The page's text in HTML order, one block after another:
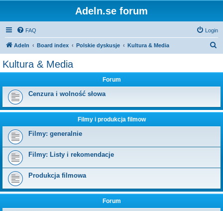
Adeln.se forum
FAQ Login
Adeln Board index Polskie dyskusje Kultura & Media
Kultura & Media
Forum
Cenzura i wolność słowa
Filmy i produkcja filmow
Filmy: generalnie
Filmy: Listy i rekomendacje
Produkcja filmowa
Forum